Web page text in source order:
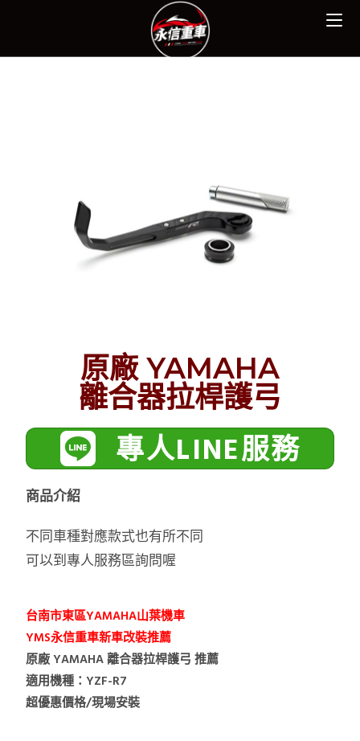
原廠 YAMAHA
離合器拉桿護弓
專人LINE服務
商品介紹
不同車種對應款式也有所不同
可以到專人服務區詢問喔
台南市東區YAMAHA山葉機車
YMS永信重車新車改裝推薦
原廠 YAMAHA 離合器拉桿護弓 推薦
適用機種：YZF-R7
超優惠價格/現場安裝